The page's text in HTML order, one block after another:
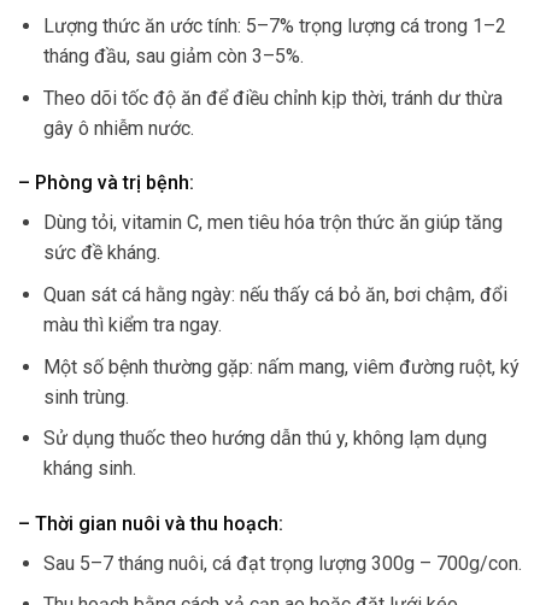
Lượng thức ăn ước tính: 5–7% trọng lượng cá trong 1–2
tháng đầu, sau giảm còn 3–5%.
Theo dõi tốc độ ăn để điều chỉnh kịp thời, tránh dư thừa
gây ô nhiễm nước.
– Phòng và trị bệnh:
Dùng tỏi, vitamin C, men tiêu hóa trộn thức ăn giúp tăng
sức đề kháng.
Quan sát cá hằng ngày: nếu thấy cá bỏ ăn, bơi chậm, đổi
màu thì kiểm tra ngay.
Một số bệnh thường gặp: nấm mang, viêm đường ruột, ký
sinh trùng.
Sử dụng thuốc theo hướng dẫn thú y, không lạm dụng
kháng sinh.
– Thời gian nuôi và thu hoạch:
Sau 5–7 tháng nuôi, cá đạt trọng lượng 300g – 700g/con.